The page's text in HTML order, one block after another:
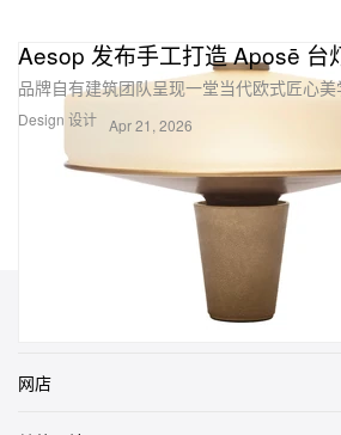
Design 设计
Aesop 发布手工打造 Aposē 台
品牌自有建筑团队呈现一堂当代欧式匠心
Apr 21, 2026
Load More
网店